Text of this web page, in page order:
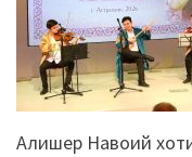
Алишер Навоий